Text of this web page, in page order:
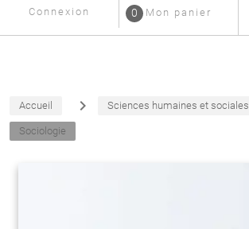
Connexion Mon panier
0
Accueil navigate_next Sciences humaines et sociales
Sociologie